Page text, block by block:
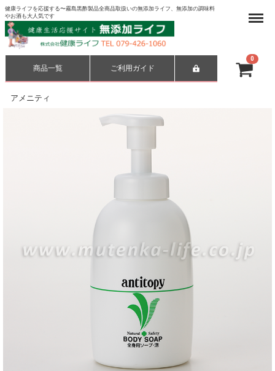
健康ライフを応援する〜霧島黒酢製品全商品取扱いの無添加ライフ、無添加の調味料
やお酒も大人気です
商品一覧 ご利用ガイド
Menu
アメニティ
0